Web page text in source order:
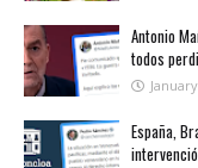
Antonio
todos
España,